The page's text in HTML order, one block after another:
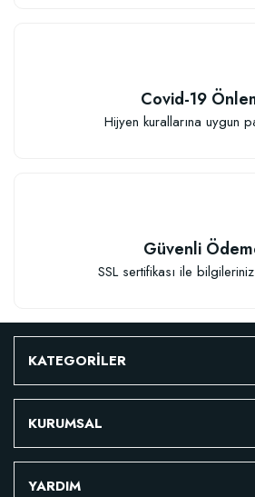
Covid-19
Hijyen kurallarına uygun
Güvenli
SSL sertifikası ile
KATEGORİLER
KURUMSAL
YARDIM